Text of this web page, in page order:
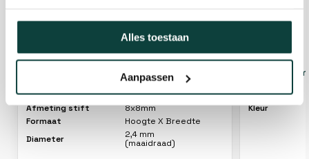
Alles toestaan
Aanpassen
Kibani draadkop voor bosmaaier - Tap &
Afmeting stift
8x8mm
Formaat
Hoogte X Breedte
Diameter
2,4 mm
(maaidraad)
Kibani
Kleur